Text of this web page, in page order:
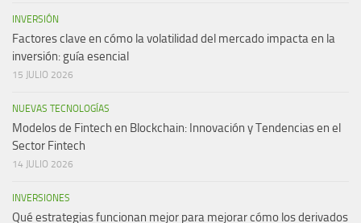
INVERSIÓN
Factores clave en cómo la volatilidad del mercado impacta en la
inversión: guía esencial
15 JULIO 2026
NUEVAS TECNOLOGÍAS
Modelos de Fintech en Blockchain: Innovación y Tendencias en el
Sector Fintech
14 JULIO 2026
INVERSIONES
Qué estrategias funcionan mejor para mejorar cómo los derivados